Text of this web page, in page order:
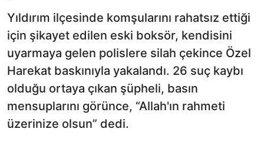
Yıldırım ilçesinde komşularını rahatsız ettiği
için şikayet edilen eski boksör, kendisini
uyarmaya gelen polislere silah çekince Özel
Harekat baskınıyla yakalandı. 26 suç kaybı
olduğu ortaya çıkan şüpheli, basın
mensuplarını görünce, “Allah'ın rahmeti
üzerinize olsun” dedi.